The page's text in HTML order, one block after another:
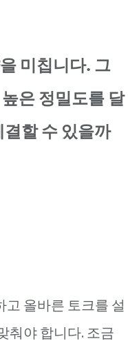
미칩니다. 그
은 정밀도를 달
할 수 있을까
올바른 토크를 설
춰야 합니다. 조금